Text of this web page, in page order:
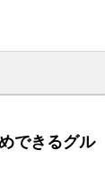
できるグル